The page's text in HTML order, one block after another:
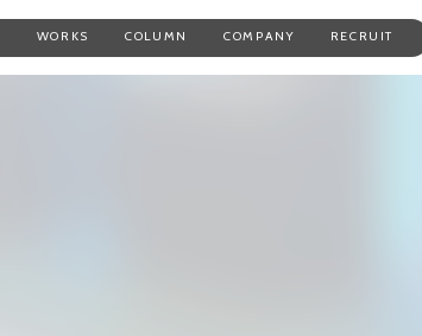
WORKS COLUMN COMPANY RECRUIT